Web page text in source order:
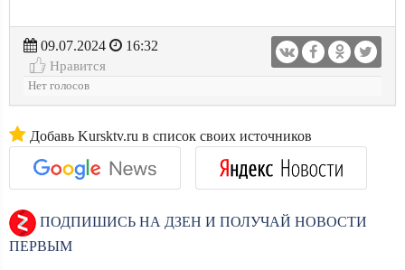
09.07.2024
16:32
Нравится
Нет голосов
Добавь Kursktv.ru в список своих источников
ПОДПИШИСЬ НА ДЗЕН И ПОЛУЧАЙ НОВОСТИ
ПЕРВЫМ